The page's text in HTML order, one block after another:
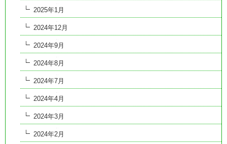
2025年1月
2024年12月
2024年9月
2024年8月
2024年7月
2024年4月
2024年3月
2024年2月